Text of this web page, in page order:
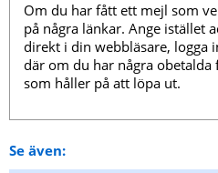
Om du har fått ett mejl som
på några länkar. Ange istället
direkt i din webbläsare, logga
där om du har några
som håller på att löpa ut.
Se även: